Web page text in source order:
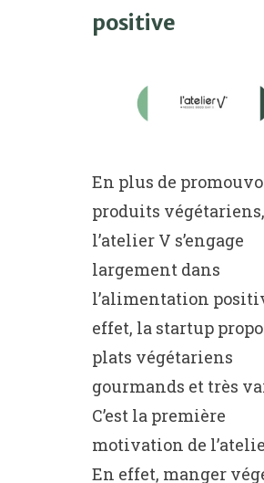
positive
En plus de
produits végétariens,
l’atelier V s’engage
largement dans
l’alimentation
effet, la startup
plats végétariens
gourmands et très
C’est la première
motivation de
En effet, manger